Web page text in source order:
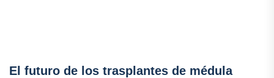
El futuro de los trasplantes de médula